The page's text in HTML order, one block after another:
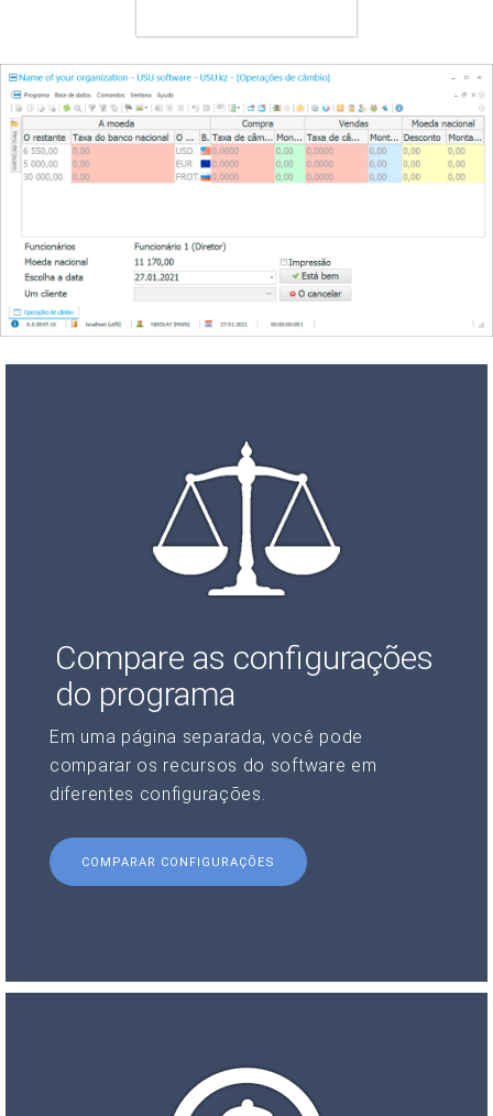
Compare as configurações
do programa
Em uma página separada, você pode
comparar os recursos do software em
diferentes configurações.
COMPARAR CONFIGURAÇÕES